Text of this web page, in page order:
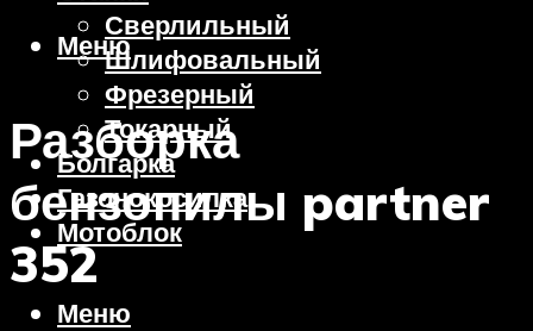
Сверлильный
Шлифовальный
Фрезерный
Токарный
Болгарка
Газонокосилка
Мотоблок
Меню
Меню
Разборка
бензопилы partner
352